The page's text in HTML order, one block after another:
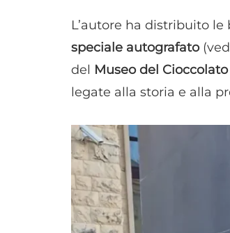
L’autore ha distribuito le
speciale autografato
del Museo del Cioccolato
legate alla storia e alla